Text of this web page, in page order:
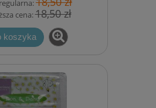
cena:18,50 zł
koszyka